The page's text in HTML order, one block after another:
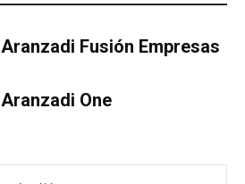
Aranzadi Fusión Empresas
Aranzadi One